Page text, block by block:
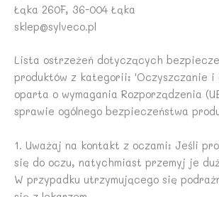
Łąka 260F, 36-004 Łąka
sklep@sylveco.pl
Lista ostrzeżeń dotyczących
produktów z kategorii: 'Oczyszczanie i
oparta o wymagania Rozporządzenia
sprawie ogólnego bezpieczeństwa
1. Uważaj na kontakt z oczami: Jeśli
się do oczu, natychmiast przemyj je
W przypadku utrzymującego się